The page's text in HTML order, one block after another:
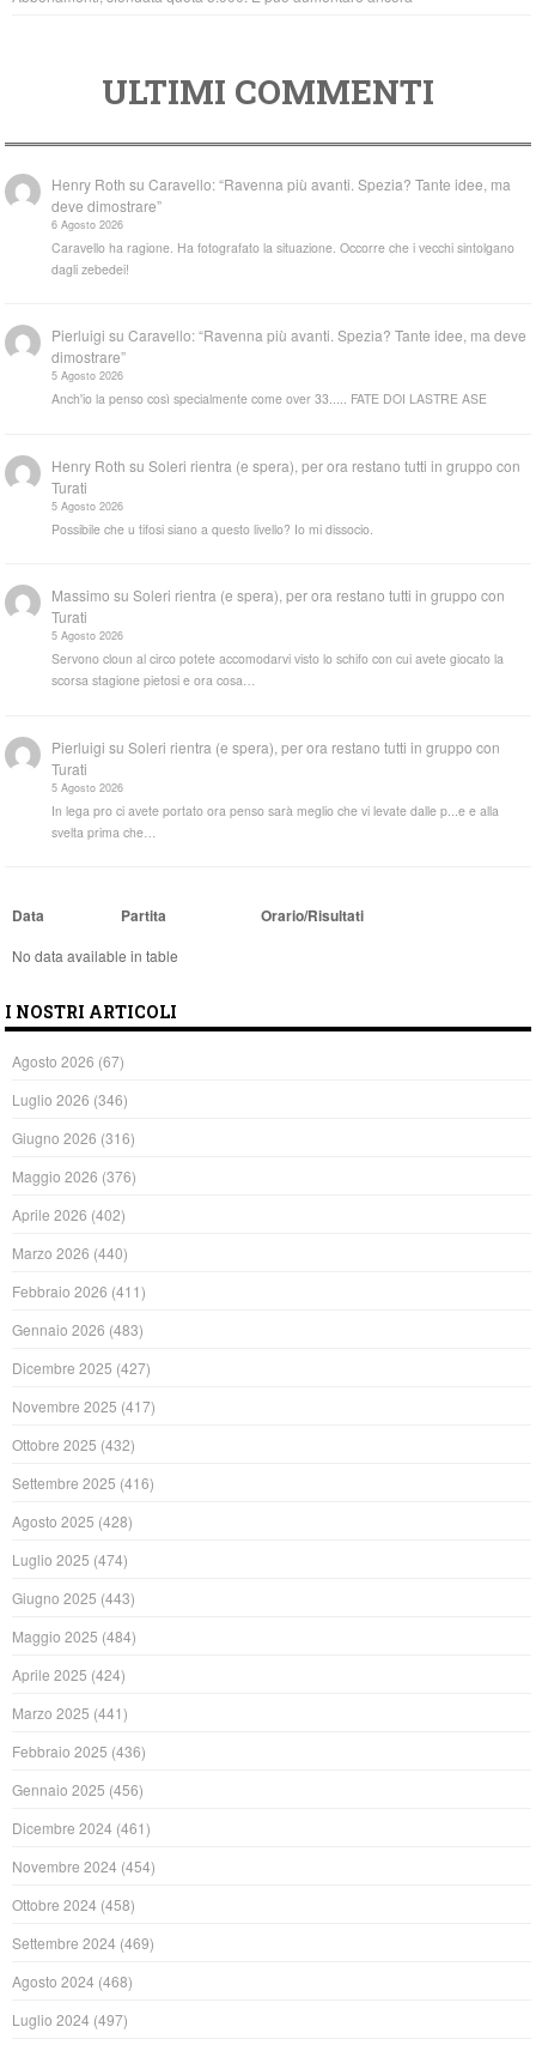
ULTIMI COMMENTI
Henry Roth suCaravello: “Ravenna più avanti. Spezia? Tante idee, ma
deve dimostrare”
6 Agosto 2026
Caravello ha ragione. Ha fotografato la situazione. Occorre che i vecchi sintolgano
dagli zebedei!
Pierluigi suCaravello: “Ravenna più avanti. Spezia? Tante idee, ma deve
dimostrare”
5 Agosto 2026
Anch'io la penso così specialmente come over 33..... FATE DOI LASTRE ASE
Henry Roth suSoleri rientra (e spera), per ora restano tutti in gruppo con
Turati
5 Agosto 2026
Possibile che u tifosi siano a questo livello? Io mi dissocio.
Massimo suSoleri rientra (e spera), per ora restano tutti in gruppo con
Turati
5 Agosto 2026
Servono cloun al circo potete accomodarvi visto lo schifo con cui avete giocato la
scorsa stagione pietosi e ora cosa…
Pierluigi suSoleri rientra (e spera), per ora restano tutti in gruppo con
Turati
5 Agosto 2026
In lega pro ci avete portato ora penso sarà meglio che vi levate dalle p...e e alla
svelta prima che…
Data Partita Orario/Risultati
No data available in table
I NOSTRI ARTICOLI
Agosto 2026 (67)
Luglio 2026 (346)
Giugno 2026 (316)
Maggio 2026 (376)
Aprile 2026 (402)
Marzo 2026 (440)
Febbraio 2026 (411)
Gennaio 2026 (483)
Dicembre 2025 (427)
Novembre 2025 (417)
Ottobre 2025 (432)
Settembre 2025 (416)
Agosto 2025 (428)
Luglio 2025 (474)
Giugno 2025 (443)
Maggio 2025 (484)
Aprile 2025 (424)
Marzo 2025 (441)
Febbraio 2025 (436)
Gennaio 2025 (456)
Dicembre 2024 (461)
Novembre 2024 (454)
Ottobre 2024 (458)
Settembre 2024 (469)
Agosto 2024 (468)
Luglio 2024 (497)